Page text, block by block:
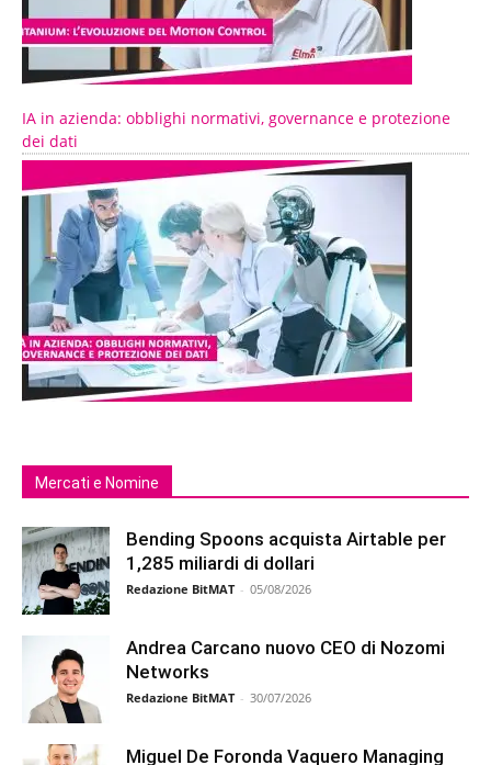
IA in azienda: obblighi normativi, governance e protezione
dei dati
Mercati e Nomine
Bending Spoons acquista Airtable per
1,285 miliardi di dollari
Redazione BitMAT - 05/08/2026
Andrea Carcano nuovo CEO di Nozomi
Networks
Redazione BitMAT - 30/07/2026
Miguel De Foronda Vaquero Managing